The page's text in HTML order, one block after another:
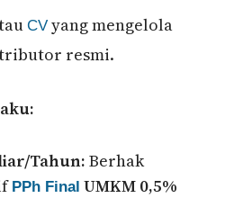
CV yang mengelola
resmi.
Tahun: Berhak
PPh Final UMKM 0,5%